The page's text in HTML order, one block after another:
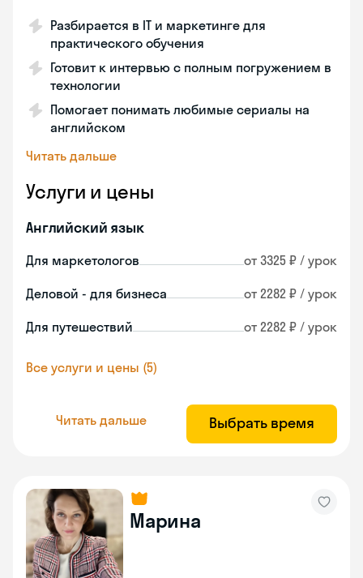
Разбирается в IT и маркетинге для
практического обучения
Готовит к интервью с полным погружением в
технологии
Помогает понимать любимые сериалы на
английском
Читать дальше
Услуги и цены
Английский язык
Для маркетологов от 3325 ₽ / урок
Деловой - для бизнеса от 2282 ₽ / урок
Для путешествий от 2282 ₽ / урок
Все услуги и цены (5)
Читать дальше Выбрать время
Марина